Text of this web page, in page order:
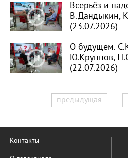
Всерьёз и
В.Дандыкин,
(23.07.2026)
О будущем.
Ю.Крупнов,
(22.07.2026)
предыдущая
Контакты